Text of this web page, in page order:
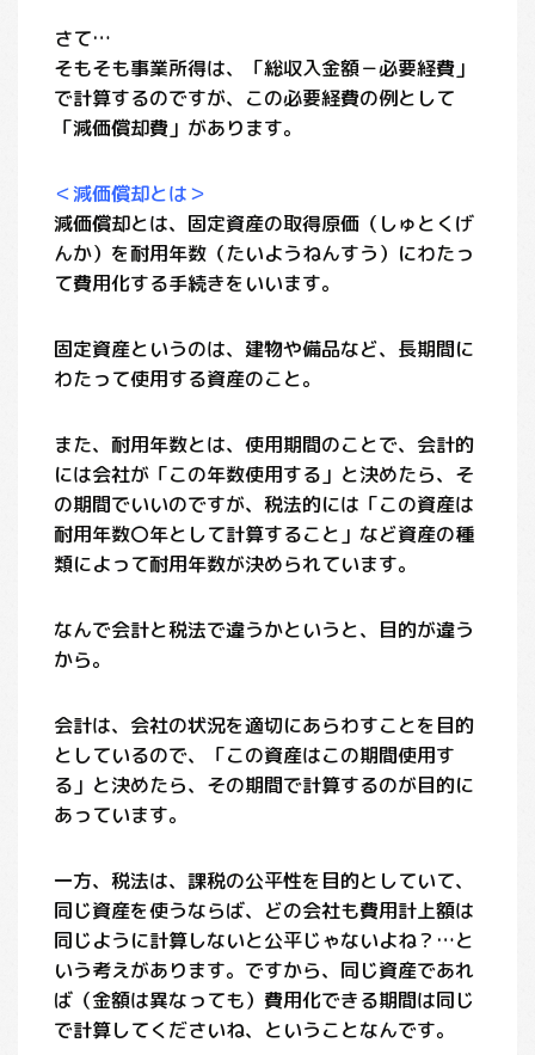
さて…
そもそも事業所得は、「総収入金額－必要経費」
で計算するのですが、この必要経費の例として
「減価償却費」があります。
＜減価償却とは＞
減価償却とは、固定資産の取得原価（しゅとくげ
んか）を耐用年数（たいようねんすう）にわたっ
て費用化する手続きをいいます。
固定資産というのは、建物や備品など、長期間に
わたって使用する資産のこと。
また、耐用年数とは、使用期間のことで、会計的
には会社が「この年数使用する」と決めたら、そ
の期間でいいのですが、税法的には「この資産は
耐用年数〇年として計算すること」など資産の種
類によって耐用年数が決められています。
なんで会計と税法で違うかというと、目的が違う
から。
会計は、会社の状況を適切にあらわすことを目的
としているので、「この資産はこの期間使用す
る」と決めたら、その期間で計算するのが目的に
あっています。
一方、税法は、課税の公平性を目的としていて、
同じ資産を使うならば、どの会社も費用計上額は
同じように計算しないと公平じゃないよね？…と
いう考えがあります。ですから、同じ資産であれ
ば（金額は異なっても）費用化できる期間は同じ
で計算してくださいね、ということなんです。